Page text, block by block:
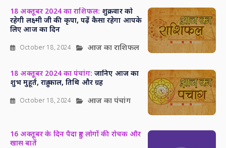
18 अक्तूबर 2024 का राशिफल: शुक्रवार को
रहेगी लक्ष्मी जी की कृपा, पढ़ें कैसा रहेगा आपके
लिए आज का दिन
October 18, 2024 आज का राशिफल
18 अक्तूबर 2024 का पंचांग: जानिए आज का
शुभ मुहूर्त, राहु काल, तिथि और ग्रह
October 18, 2024 आज का पंचांग
16 अक्तूबर के दिन पैदा हुए लोगों की रोचक और
खास बातें